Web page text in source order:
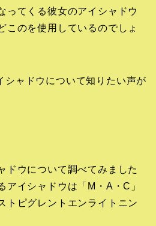
ってくる彼女のアイシャドウ
このを使用しているのでしょ
ャドウについて知りたい声が
ドウについて調べてみました
アイシャドウは「M・A・C」
トピグレントエンライトニン